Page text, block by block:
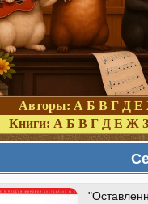
Авторы: А Б В Г Д Е
Книги: А Б В Г Д Е Ж З